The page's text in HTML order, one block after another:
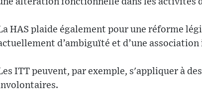
HAS plaide également pour une réforme
d’ambiguïté et d’une
ITT peuvent, par exemple, s'appliquer à